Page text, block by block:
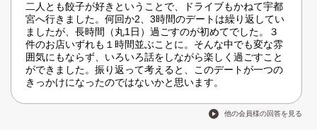
二人とも餃子が好きということで、ドライブもかねて宇都
宮へ行きました。何回か2、3時間のデートは繰り返してい
ましたが、長時間（丸1日）過ごすのが初めてでした。３
件のお店いずれも１時間並ぶことに。そんな中でも変な雰
囲気にもならず、いろいろ話をしながら楽しく過ごすこと
ができました。振り返って考えると、このデートが一つの
きっかけになったのではないかと思います。
他の会員様の回答を見る